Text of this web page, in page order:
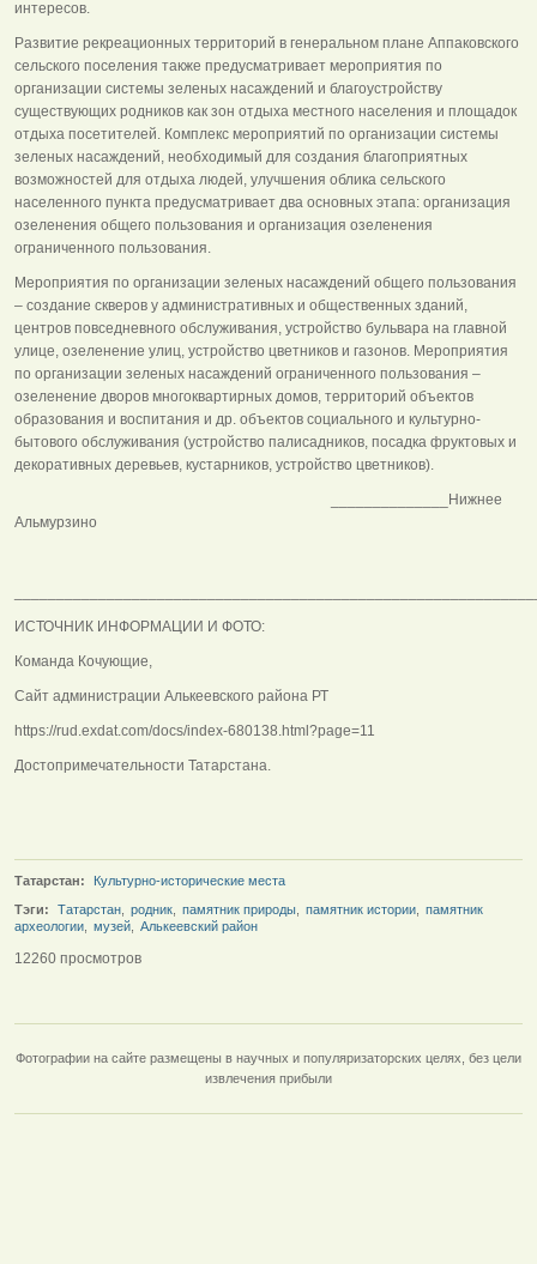
интересов.
Развитие рекреационных территорий в генеральном плане Аппаковского
сельского поселения также предусматривает мероприятия по
организации системы зеленых насаждений и благоустройству
существующих родников как зон отдыха местного населения и площадок
отдыха посетителей. Комплекс мероприятий по организации системы
зеленых насаждений, необходимый для создания благоприятных
возможностей для отдыха людей, улучшения облика сельского
населенного пункта предусматривает два основных этапа: организация
озеленения общего пользования и организация озеленения
ограниченного пользования.
Мероприятия по организации зеленых насаждений общего пользования
– создание скверов у административных и общественных зданий,
центров повседневного обслуживания, устройство бульвара на главной
улице, озеленение улиц, устройство цветников и газонов. Мероприятия
по организации зеленых насаждений ограниченного пользования –
озеленение дворов многоквартирных домов, территорий объектов
образования и воспитания и др. объектов социального и культурно-
бытового обслуживания (устройство палисадников, посадка фруктовых и
декоративных деревьев, кустарников, устройство цветников).
______________Нижнее
Альмурзино
ИСТОЧНИК ИНФОРМАЦИИ И ФОТО:
Команда Кочующие,
Сайт администрации Алькеевского района РТ
https://rud.exdat.com/docs/index-680138.html?page=11
Достопримечательности Татарстана.
Татарстан:
Культурно-исторические места
Тэги:
Татарстан родник памятник природы памятник истории
памятник
археологии
музей Алькеевский район
12260 просмотров
Фотографии на сайте размещены в научных и популяризаторских целях, без цели
извлечения прибыли